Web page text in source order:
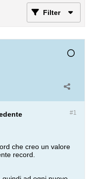
Filter
#1
che creo un valore
record.